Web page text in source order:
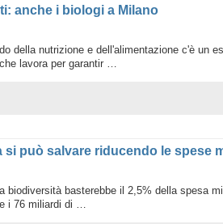
anche i biologi a Milano
della nutrizione e dell'alimentazione c'è un
lavora per garantir …
si può salvare riducendo le spese
biodiversità basterebbe il 2,5% della spesa
i 76 miliardi di …